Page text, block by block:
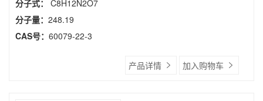
分子式： C8H12N2O7
分子量： 248.19
CAS号： 60079-22-3
产品详情 加入购物车